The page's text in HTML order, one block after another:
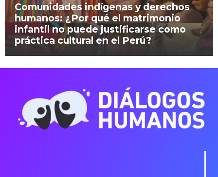
Comunidades indígenas y derechos
humanos: ¿Por qué el matrimonio
infantil no puede justificarse como
práctica cultural en el Perú?